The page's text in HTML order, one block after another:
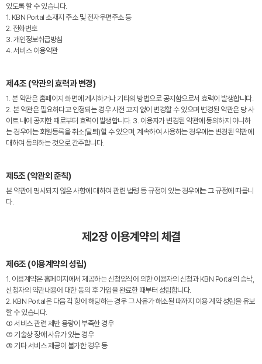
있도록 할 수 있습니다.
1. KBN Portal 소재지 주소 및 전자우편주소 등
2. 전화번호
3. 개인정보취급방침
4. 서비스 이용약관
제4조 (약관의 효력과 변경)
1. 본 약관은 홈페이지 화면에 게시하거나 기타의 방법으로 공지함으로서 효력이 발생합니다.
2. 본 약관은 필요하다고 인정되는 경우 사전 고지 없이 변경할 수 있으며 변경된 약관은 당 사
이트 내에 공지한 때로부터 효력이 발생합니다. 3. 이용자가 변경된 약관에 동의하지 아니하
는 경우에는 회원등록을 취소(탈퇴)할 수 있으며, 계속하여 사용하는 경우에는 변경된 약관에
대하여 동의하는 것으로 간주합니다.
제5조 (약관외 준칙)
본 약관에 명시되지 않은 사항에 대하여 관련 법령 등 규정이 있는 경우에는 그 규정에 따릅니
다.
제2장 이용계약의 체결
제6조 (이용계약의 성립)
1. 이용계약은 홈페이지에서 제공하는 신청양식에 의한 이용자의 신청과 KBN Portal의 승낙,
신청자의 약관내용에 대한 동의 후 가입을 완료한 때부터 성립합니다.
2. KBN Portal은 다음 각 항에 해당하는 경우 그 사유가 해소될 때까지 이용 계약 성립을 유보
할 수 있습니다.
① 서비스 관련 제반 용량이 부족한 경우
② 기술상 장애 사유가 있는 경우
③ 기타 서비스 제공이 불가한 경우 등